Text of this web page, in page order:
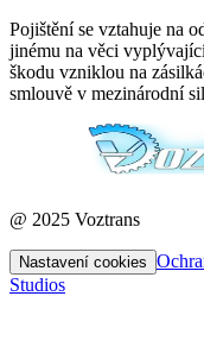
Pojištění se vztahuje na
jinému na věci
škodu vzniklou na
smlouvě v mezinárodní
@ 2025 Voztrans
Nastavení cookies
Studios